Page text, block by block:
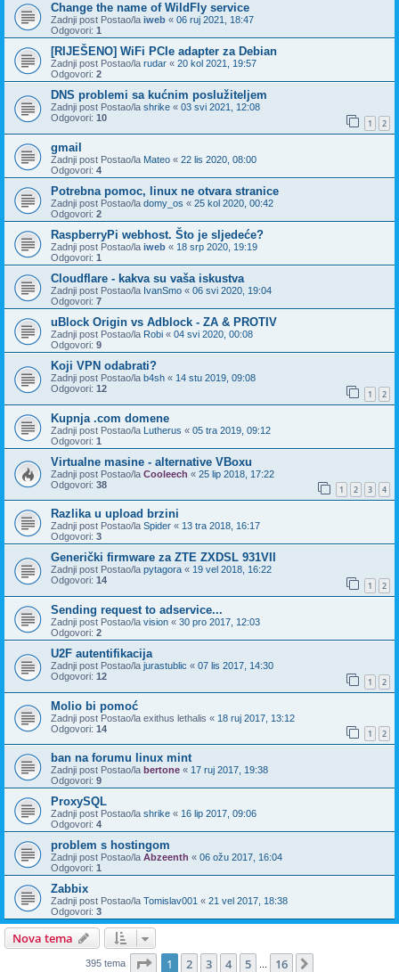
Change the name of WildFly service
Zadnji post Postao/la iweb « 06 ruj 2021, 18:47
Odgovori: 1
[RIJEŠENO] WiFi PCIe adapter za Debian
Zadnji post Postao/la rudar « 20 kol 2021, 19:57
Odgovori: 2
DNS problemi sa kućnim poslužiteljem
Zadnji post Postao/la shrike « 03 svi 2021, 12:08
Odgovori: 10 1 2
gmail
Zadnji post Postao/la Mateo « 22 lis 2020, 08:00
Odgovori: 4
Potrebna pomoc, linux ne otvara stranice
Zadnji post Postao/la domy_os « 25 kol 2020, 00:42
Odgovori: 2
RaspberryPi webhost. Što je sljedeće?
Zadnji post Postao/la iweb « 18 srp 2020, 19:19
Odgovori: 1
Cloudflare - kakva su vaša iskustva
Zadnji post Postao/la IvanSmo « 06 svi 2020, 19:04
Odgovori: 7
uBlock Origin vs Adblock - ZA & PROTIV
Zadnji post Postao/la Robi « 04 svi 2020, 00:08
Odgovori: 9
Koji VPN odabrati?
Zadnji post Postao/la b4sh « 14 stu 2019, 09:08
Odgovori: 12 1 2
Kupnja .com domene
Zadnji post Postao/la Lutherus « 05 tra 2019, 09:12
Odgovori: 1
Virtualne masine - alternative VBoxu
Zadnji post Postao/la Cooleech « 25 lip 2018, 17:22
Odgovori: 38 1 2 3 4
Razlika u upload brzini
Zadnji post Postao/la Spider « 13 tra 2018, 16:17
Odgovori: 3
Generički firmware za ZTE ZXDSL 931VII
Zadnji post Postao/la pytagora « 19 vel 2018, 16:22
Odgovori: 14 1 2
Sending request to adservice...
Zadnji post Postao/la vision « 30 pro 2017, 12:03
Odgovori: 2
U2F autentifikacija
Zadnji post Postao/la jurastublic « 07 lis 2017, 14:30
Odgovori: 12 1 2
Molio bi pomoć
Zadnji post Postao/la exithus lethalis « 18 ruj 2017, 13:12
Odgovori: 14 1 2
ban na forumu linux mint
Zadnji post Postao/la bertone « 17 ruj 2017, 19:38
Odgovori: 9
ProxySQL
Zadnji post Postao/la shrike « 16 lip 2017, 09:06
Odgovori: 4
problem s hostingom
Zadnji post Postao/la Abzeenth « 06 ožu 2017, 16:04
Odgovori: 1
Zabbix
Zadnji post Postao/la Tomislav001 « 21 vel 2017, 18:38
Odgovori: 3
Nova tema
395 tema Stranica: 1/ 16.
1 2 3 4 5 16